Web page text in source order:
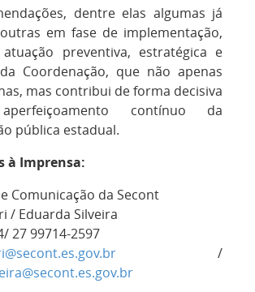
dentre elas algumas já
em fase de implementação,
preventiva, estratégica e
Coordenação, que não apenas
mas contribui de forma decisiva
contínuo da
pública estadual.
à Imprensa:
Comunicação da Secont
/ Eduarda Silveira
27 99714-2597
/